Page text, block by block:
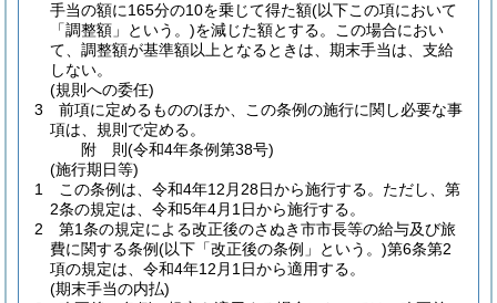
手当の額に165分の10を乗じて得た額(以下この項において
「調整額」という。)を減じた額とする。
この場合におい
て、調整額が基準額以上となるときは、期末手当は、支給
しない。
(規則への委任)
3
前項に定めるもののほか、この条例の施行に関し必要な事
項は、規則で定める。
附 則(令和4年条例第38号)
(施行期日等)
1
この条例は、令和4年12月28日から施行する。 ただし、第
2条の規定は、令和5年4月1日から施行する。
2
第1条の規定による改正後のさぬき市市長等の給与及び旅
費に関する条例(以下「改正後の条例」という。)第6条第2
項の規定は、令和4年12月1日から適用する。
(期末手当の内払)